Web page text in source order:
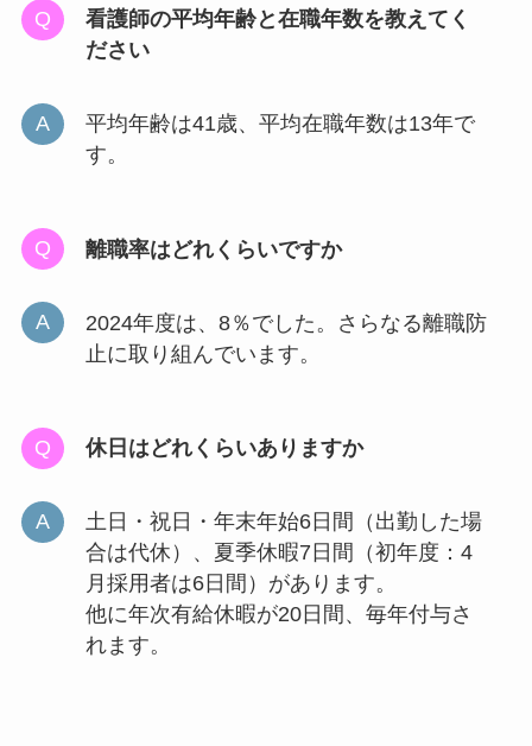
看護師の平均年齢と在職年数を教えてく
ださい
平均年齢は41歳、平均在職年数は13年で
す。
離職率はどれくらいですか
2024年度は、8％でした。さらなる離職防
止に取り組んでいます。
休日はどれくらいありますか
土日・祝日・年末年始6日間（出勤した場
合は代休）、夏季休暇7日間（初年度：4
月採用者は6日間）があります。
他に年次有給休暇が20日間、毎年付与さ
れます。